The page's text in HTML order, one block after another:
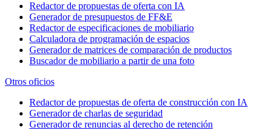
Redactor de propuestas de oferta con IA
Generador de presupuestos de FF&E
Redactor de especificaciones de mobiliario
Calculadora de programación de espacios
Generador de matrices de comparación de productos
Buscador de mobiliario a partir de una foto
Otros oficios
Redactor de propuestas de oferta de construcción con IA
Generador de charlas de seguridad
Generador de renuncias al derecho de retención